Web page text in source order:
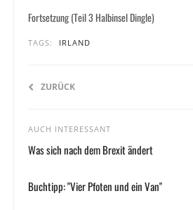
Fortsetzung (Teil 3 Halbinsel Dingle)
TAGS: IRLAND
ZURÜCK
AUCH INTERESSANT
Was sich nach dem Brexit ändert
Buchtipp: "Vier Pfoten und ein Van"